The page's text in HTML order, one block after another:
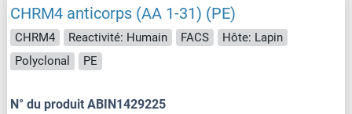
CHRM4 anticorps (AA 1-31) (PE)
CHRM4 Reactivité: Humain FACS
Hôte: Lapin
Polyclonal
PE
N° du produit ABIN1429225